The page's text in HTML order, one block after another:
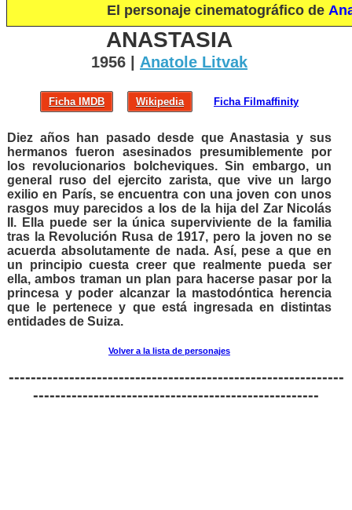
El personaje cinematográfico de
ANASTASIA
1956 | Anatole Litvak
Ficha IMDB Wikipedia Ficha Filmaffinity
Diez años han pasado desde que Anastasia y sus
hermanos fueron asesinados presumiblemente por
los revolucionarios bolcheviques. Sin embargo, un
general ruso del ejercito zarista, que vive un largo
exilio en París, se encuentra con una joven con unos
rasgos muy parecidos a los de la hija del Zar Nicolás
II. Ella puede ser la única superviviente de la familia
tras la Revolución Rusa de 1917, pero la joven no se
acuerda absolutamente de nada. Así, pese a que en
un principio cuesta creer que realmente pueda ser
ella, ambos traman un plan para hacerse pasar por la
princesa y poder alcanzar la mastodóntica herencia
que le pertenece y que está ingresada en distintas
entidades de Suiza.
Volver a la lista de personajes
-------------------------------------------------------------
----------------------------------------------------